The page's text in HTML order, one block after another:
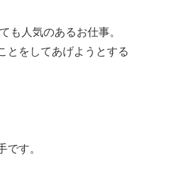
も人気のあるお仕事。
とをしてあげようとする
です。